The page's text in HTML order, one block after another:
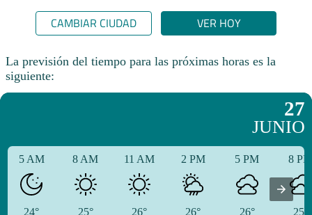
CAMBIAR CIUDAD VER HOY
La previsión del tiempo para las próximas horas es la
siguiente:
27
JUNIO
5 AM
24°
8 AM
25°
11 AM
26°
2 PM
26°
5 PM
26°
8
25°